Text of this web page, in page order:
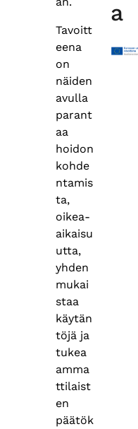
Tavoitt
eena
on
näiden
avulla
parant
aa
hoidon
kohde
ntamis
ta,
oikea-
aikaisu
utta,
yhden
mukai
staa
käytän
töjä ja
tukea
amma
ttilaist
en
päätök
a